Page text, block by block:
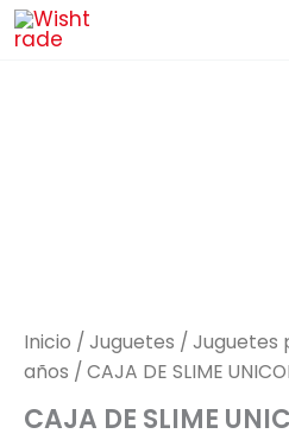
al
Inicio / Juguetes / Juguetes
años / CAJA DE SLIME
CAJA DE SLIME